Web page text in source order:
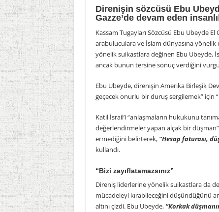
Direnişin sözcüsü Ebu
Gazze’de devam eden
Kassam Tugayları Sözcüsü Ebu Ubeyde El
arabuluculara ve İslam dünyasına
yönelik suikastlara değinen Ebu Ubeyde,
ancak bunun tersine sonuç verdiğini
Ebu Ubeyde, direnişin Amerika Birleşik
geçecek onurlu bir duruş sergilemek” için
Katil İsrail’i “anlaşmaların hukukunu
değerlendirmeler yapan alçak bir
ermediğini belirterek,“Hesap faturası,
kullandı.
“Bizi zayıflatamazsınız”
Direniş liderlerine yönelik suikastlara da
mücadeleyi kırabileceğini düşündüğünü
altını çizdi. Ebu Ubeyde, “Korkak